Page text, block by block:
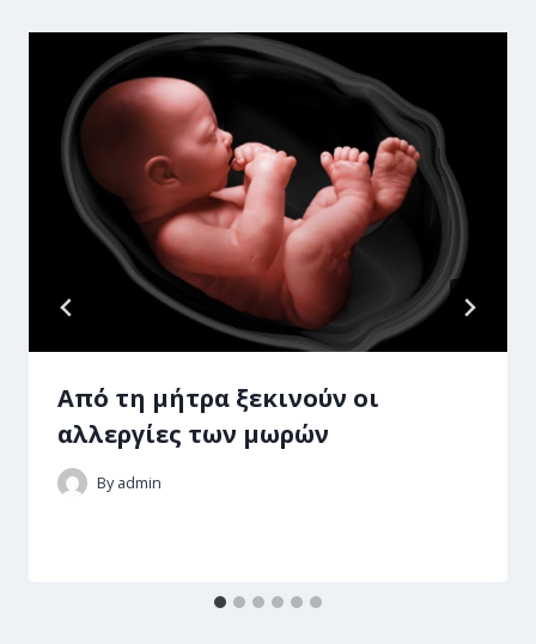
Από τη μήτρα ξεκινούν οι
αλλεργίες των μωρών
By admin